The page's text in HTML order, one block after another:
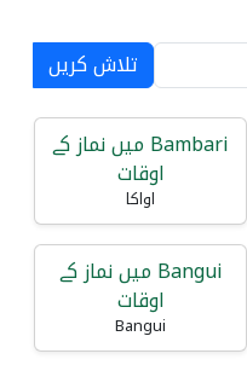
تلاش کریں
Bambari میں نماز کے
اوقات
اواکا
Bangui میں نماز کے
اوقات
Bangui